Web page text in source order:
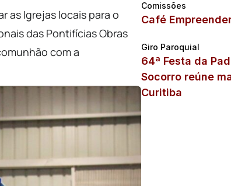
as Igrejas locais para o
das Pontifícias Obras
com a
Comissões
Café
Giro Paroquial
64ª Festa da
Socorro reúne
Curitiba